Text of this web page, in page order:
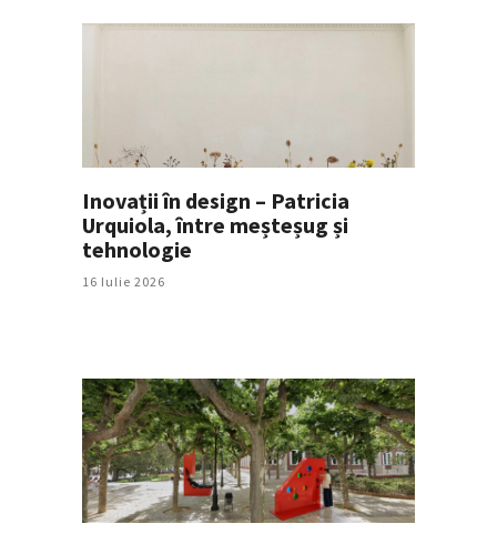
Inovații în design – Patricia
Urquiola, între meșteșug și
tehnologie
16 Iulie 2026